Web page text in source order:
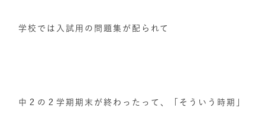
学校では入試用の問題集が配られて
中２の２学期期末が終わったって、「そういう時期」